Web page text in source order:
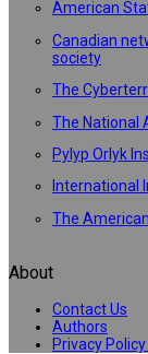
American
Canadian
society
The
The National
Pylyp Orlyk
International
The
About
Contact Us
Authors
Privacy